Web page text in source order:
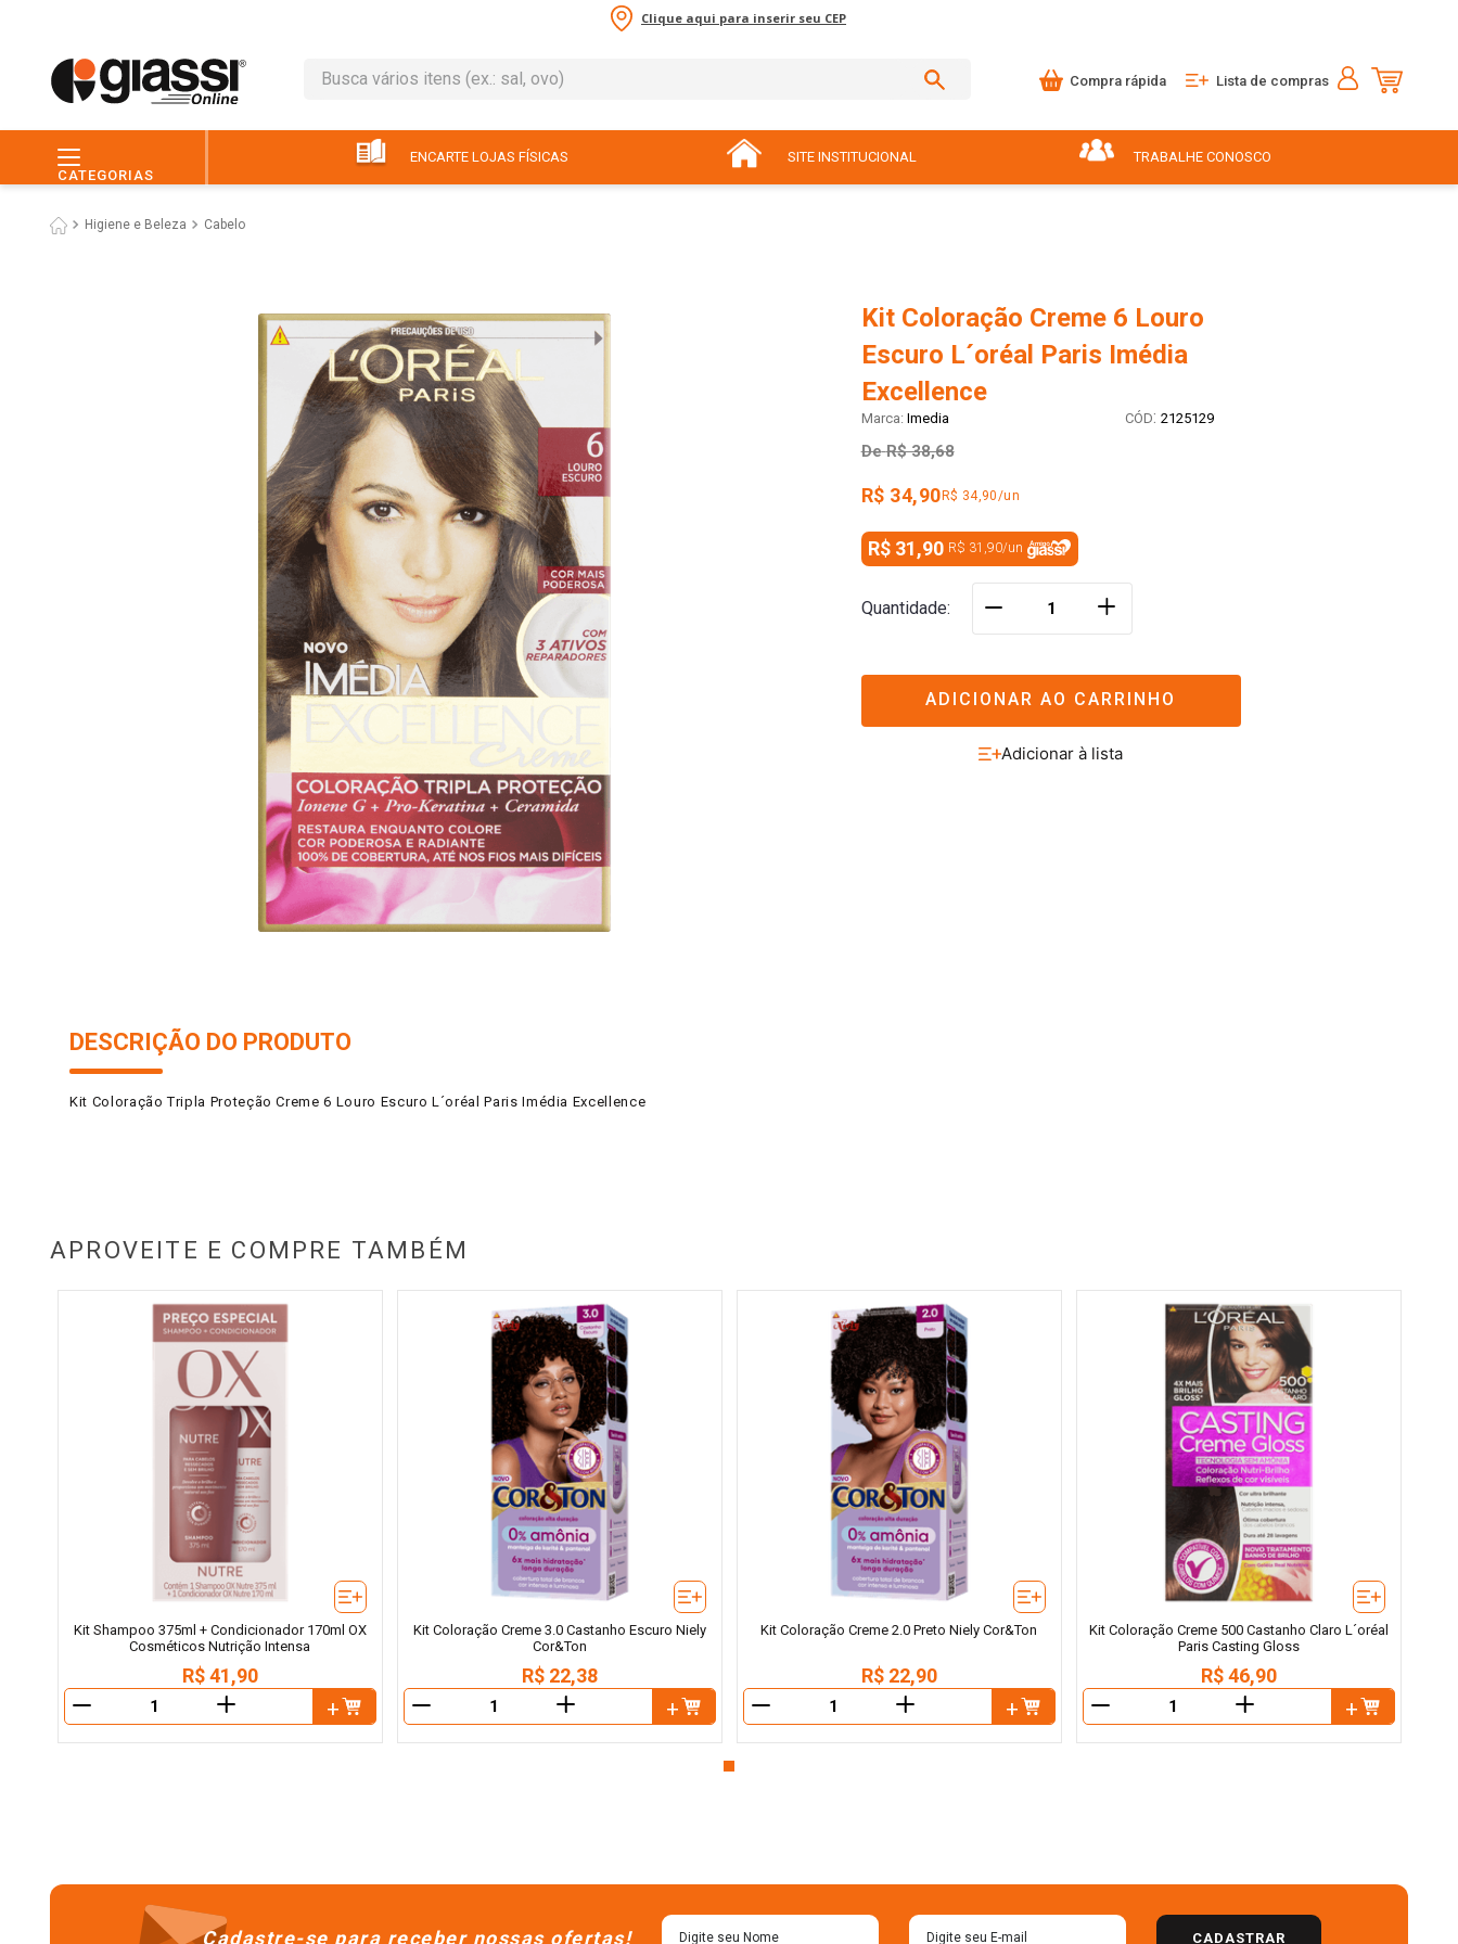
Clique aqui para inserir seu CEP
Busca vários itens (ex.: sal, ovo)
Compra rápida Lista de compras
CATEGORIAS
ENCARTE LOJAS FÍSICAS SITE INSTITUCIONAL TRABALHE CONOSCO
Higiene e Beleza Cabelo
Kit Coloração Creme 6 Louro
Escuro L´oréal Paris Imédia
Excellence
Imedia : 2125129
De R$ 38,68
R$ 34,90R$ 34,90/un
R$ 31,90 R$ 31,90/un
Quantidade ＋
ADICIONAR AO CARRINHO
DESCRIÇÃO DO PRODUTO
Kit Coloração Tripla Proteção Creme 6 Louro Escuro L´oréal Paris Imédia Excellence
APROVEITE E COMPRE TAMBÉM
Kit Shampoo 375ml + Condicionador 170ml OX
Cosméticos Nutrição Intensa
R$ 41,90
＋
Kit Coloração Creme 3.0 Castanho Escuro Niely
Cor&Ton
R$ 22,38
＋
Kit Coloração Creme 2.0 Preto Niely Cor&Ton
R$ 22,90
＋
Kit Coloração Creme 500 Castanho Claro L´oréal
Paris Casting Gloss
R$ 46,90
＋
Cadastre-se para receber nossas ofertas! CADASTRAR
leite
6º chocolate
7º ovo
iogurte
9º macarrão
10 º arroz